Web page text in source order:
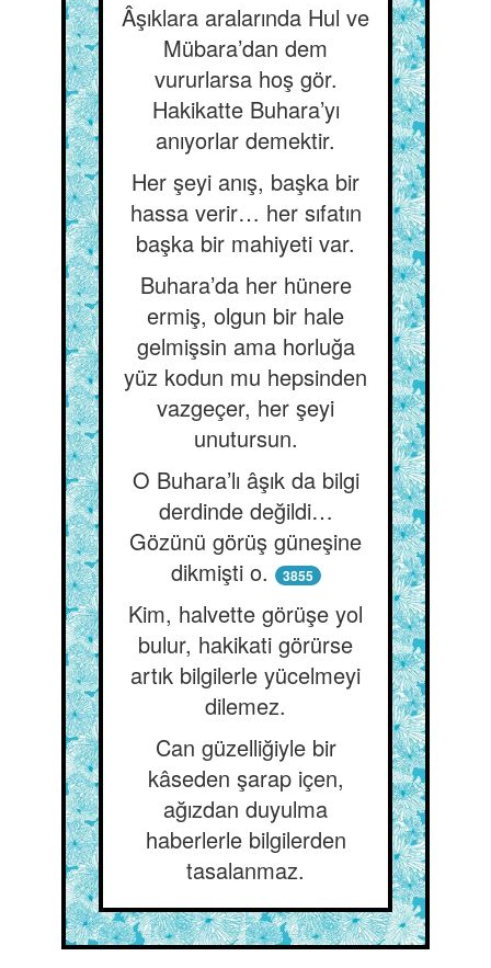
Âşıklara aralarında Hul ve
Mübara’dan dem
vururlarsa hoş gör.
Hakikatte Buhara’yı
anıyorlar demektir.
Her şeyi anış, başka bir
hassa verir… her sıfatın
başka bir mahiyeti var.
Buhara’da her hünere
ermiş, olgun bir hale
gelmişsin ama horluğa
yüz kodun mu hepsinden
vazgeçer, her şeyi
unutursun.
O Buhara’lı âşık da bilgi
derdinde değildi…
Gözünü görüş güneşine
dikmişti o.
3855
Kim, halvette görüşe yol
bulur, hakikati görürse
artık bilgilerle yücelmeyi
dilemez.
Can güzelliğiyle bir
kâseden şarap içen,
ağızdan duyulma
haberlerle bilgilerden
tasalanmaz.